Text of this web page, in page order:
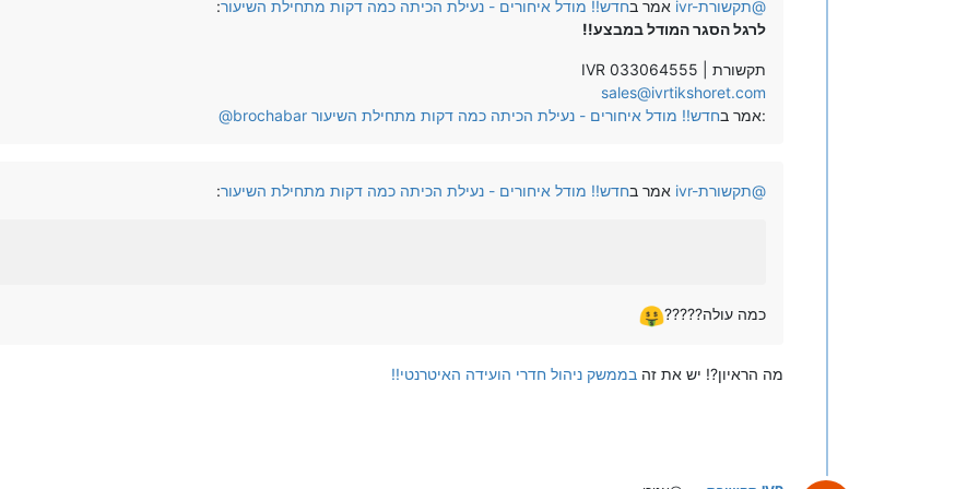
@ivr-תקשורת אמר בחדש!! מודל איחורים - נעילת הכיתה כמה דקות מתחילת השיעור:
לרגל הסגר המודל במבצע!!
IVR תקשורת | 033064555
sales@ivrtikshoret.com
@brochabar אמר בחדש!! מודל איחורים - נעילת הכיתה כמה דקות מתחילת השיעור :
@ivr-תקשורת אמר בחדש!! מודל איחורים - נעילת הכיתה כמה דקות מתחילת השיעור:
כמה עולה?????
מה הראיון?! יש את זה בממשק ניהול חדרי הועידה האיטרנטי!!